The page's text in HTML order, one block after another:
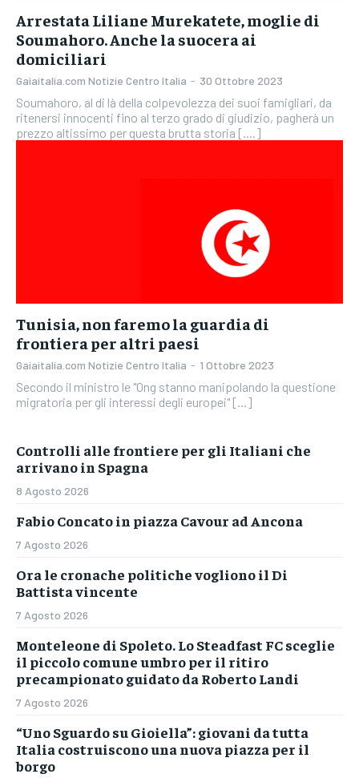
Arrestata Liliane Murekatete, moglie di
Soumahoro. Anche la suocera ai
domiciliari
Gaiaitalia.com Notizie Centro Italia - 30 Ottobre 2023
Soumahoro, al di là della colpevolezza dei suoi famigliari, da
ritenersi innocenti fino al terzo grado di giudizio, pagherà un
prezzo altissimo per questa brutta storia [....]
Tunisia, non faremo la guardia di
frontiera per altri paesi
Gaiaitalia.com Notizie Centro Italia - 1 Ottobre 2023
Secondo il ministro le "Ong stanno manipolando la questione
migratoria per gli interessi degli europei" [...]
Controlli alle frontiere per gli Italiani che
arrivano in Spagna
8 Agosto 2026
Fabio Concato in piazza Cavour ad Ancona
7 Agosto 2026
Ora le cronache politiche vogliono il Di
Battista vincente
7 Agosto 2026
Monteleone di Spoleto. Lo Steadfast FC sceglie
il piccolo comune umbro per il ritiro
precampionato guidato da Roberto Landi
7 Agosto 2026
“Uno Sguardo su Gioiella”: giovani da tutta
Italia costruiscono una nuova piazza per il
borgo